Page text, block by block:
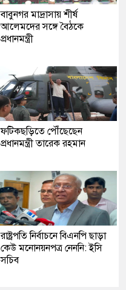
বাবুনগর মাদ্রাসায় শীর্ষ
আলেমদের সঙ্গে বৈঠকে
প্রধানমন্ত্রী
ফটিকছড়িতে পৌঁছেছেন
প্রধানমন্ত্রী তারেক রহমান
রাষ্ট্রপতি নির্বাচনে বিএনপি ছাড়া
কেউ মনোনয়নপত্র নেননি: ইসি
সচিব